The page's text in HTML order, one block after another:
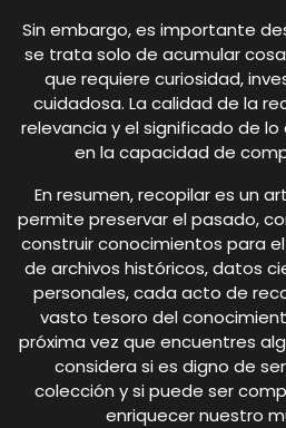
Sin embargo, es importante
se trata solo de acumular
que requiere curiosidad,
cuidadosa. La calidad de la
relevancia y el significado de
en la capacidad de
En resumen, recopilar es un
permite preservar el pasado,
construir conocimientos para
de archivos históricos, datos
personales, cada acto de
vasto tesoro del
próxima vez que encuentres
considera si es digno de
colección y si puede ser
enriquecer nuestro